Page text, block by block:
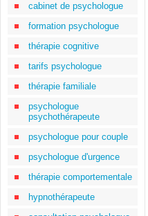
cabinet de psychologue
formation psychologue
thérapie cognitive
tarifs psychologue
thérapie familiale
psychologue
psychothérapeute
psychologue pour couple
psychologue d'urgence
thérapie comportementale
hypnothérapeute